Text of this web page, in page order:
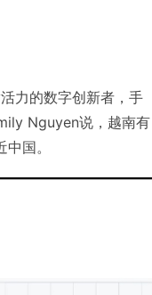
力的数字创新者，手
Nguyen说，越南有
国。